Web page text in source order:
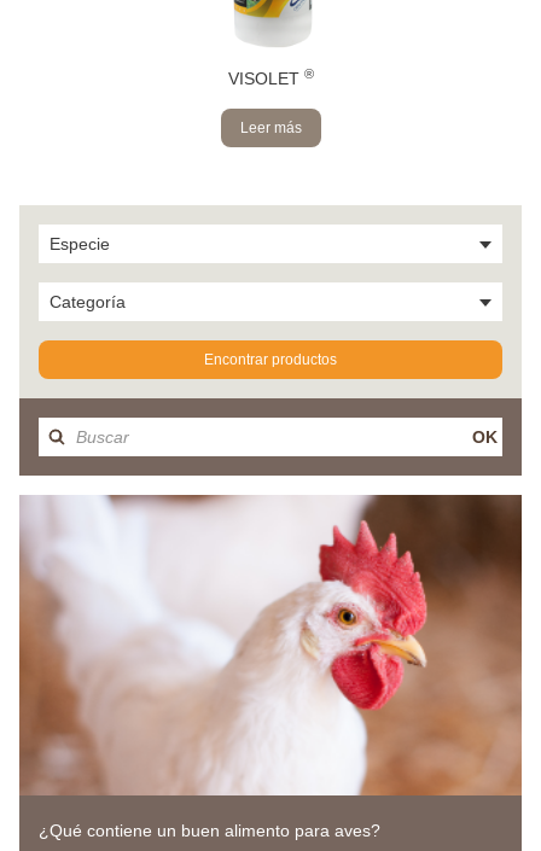
VISOLET ®
Leer más
Especie
Categoría
Encontrar productos
OK
¿Qué contiene un buen alimento para aves?